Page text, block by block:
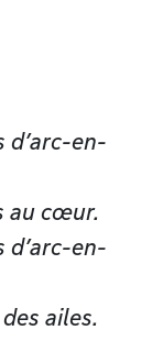
d’arc-en-
au cœur.
d’arc-en-
ailes.